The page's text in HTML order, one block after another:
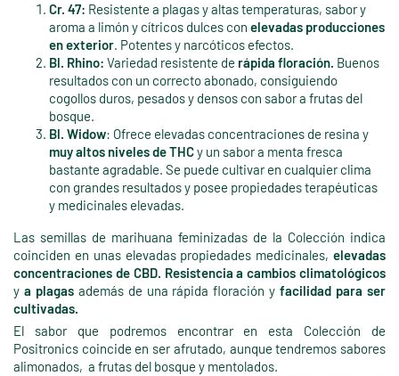
Cr. 47: Resistente a plagas y altas temperaturas, sabor y
aroma a limón y cítricos dulces con elevadas producciones
en exterior. Potentes y narcóticos efectos.
Bl. Rhino: Variedad resistente de rápida floración. Buenos
resultados con un correcto abonado, consiguiendo
cogollos duros, pesados y densos con sabor a frutas del
bosque.
Bl. Widow: Ofrece elevadas concentraciones de resina y
muy altos niveles de THCy un sabor a menta fresca
bastante agradable. Se puede cultivar en cualquier clima
con grandes resultados y posee propiedades terapéuticas
y medicinales elevadas.
Las semillas de marihuana feminizadas de la Colección indica
coinciden en unas elevadas propiedades medicinales, elevadas
concentraciones de CBD. Resistencia a cambios climatológicos
y a plagasademás de una rápida floración yfacilidad para ser
cultivadas.
El sabor que podremos encontrar en esta Colección de
Positronics coincide en ser afrutado, aunque tendremos sabores
alimonados, a frutas del bosque y mentolados.